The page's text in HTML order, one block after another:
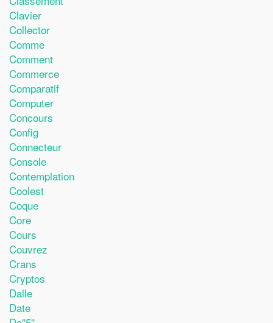
Clavier
Collector
Comme
Comment
Commerce
Comparatif
Computer
Concours
Config
Connecteur
Console
Contemplation
Coolest
Coque
Core
Cours
Couvrez
Crans
Cryptos
Dalle
Date